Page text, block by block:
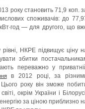
року становить 71,9 коп.
споживачів: до
— для другого, що
НКРЕ підвищує ціну
збитки
переважно у
в 2012 році, за
року він зможе
окрім України і
за ціною приблизно